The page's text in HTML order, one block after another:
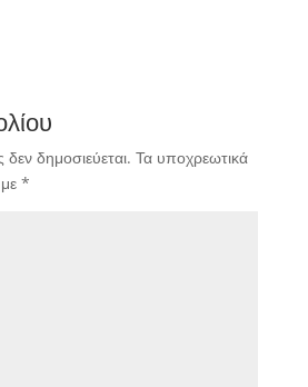
δημοσιεύεται. Τα υποχρεωτικά
*